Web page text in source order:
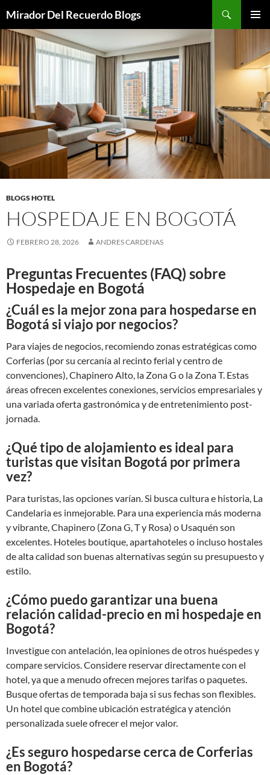
contenido
Mirador Del Recuerdo Blogs
BLOGS HOTEL
HOSPEDAJE EN BOGOTÁ
FEBRERO 28, 2026 ANDRES CARDENAS
Preguntas Frecuentes (FAQ) sobre
Hospedaje en Bogotá
¿Cuál es la mejor zona para hospedarse en
Bogotá si viajo por negocios?
Para viajes de negocios, recomiendo zonas estratégicas como
Corferias (por su cercanía al recinto ferial y centro de
convenciones), Chapinero Alto, la Zona G o la Zona T. Estas
áreas ofrecen excelentes conexiones, servicios empresariales y
una variada oferta gastronómica y de entretenimiento post-
jornada.
¿Qué tipo de alojamiento es ideal para
turistas que visitan Bogotá por primera
vez?
Para turistas, las opciones varían. Si busca cultura e historia, La
Candelaria es inmejorable. Para una experiencia más moderna
y vibrante, Chapinero (Zona G, T y Rosa) o Usaquén son
excelentes. Hoteles boutique, apartahoteles o incluso hostales
de alta calidad son buenas alternativas según su presupuesto y
estilo.
¿Cómo puedo garantizar una buena
relación calidad-precio en mi hospedaje en
Bogotá?
Investigue con antelación, lea opiniones de otros huéspedes y
compare servicios. Considere reservar directamente con el
hotel, ya que a menudo ofrecen mejores tarifas o paquetes.
Busque ofertas de temporada baja si sus fechas son flexibles.
Un hotel que combine ubicación estratégica y atención
personalizada suele ofrecer el mejor valor.
¿Es seguro hospedarse cerca de Corferias
en Bogotá?